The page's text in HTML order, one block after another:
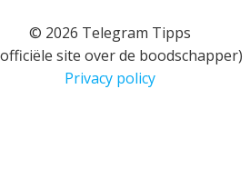
© 2026 Telegram Tipps
site over de boodschapper)
Privacy policy